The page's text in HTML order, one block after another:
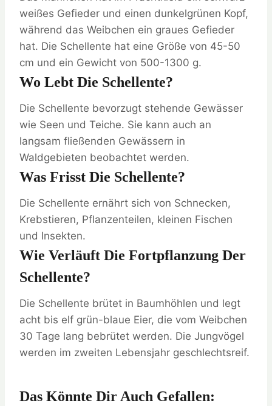
weißes Gefieder und einen dunkelgrünen Kopf,
während das Weibchen ein graues Gefieder
hat. Die Schellente hat eine Größe von 45-50
cm und ein Gewicht von 500-1300 g.
Wo Lebt Die Schellente?
Die Schellente bevorzugt stehende Gewässer
wie Seen und Teiche. Sie kann auch an
langsam fließenden Gewässern in
Waldgebieten beobachtet werden.
Was Frisst Die Schellente?
Die Schellente ernährt sich von Schnecken,
Krebstieren, Pflanzenteilen, kleinen Fischen
und Insekten.
Wie Verläuft Die Fortpflanzung Der
Schellente?
Die Schellente brütet in Baumhöhlen und legt
acht bis elf grün-blaue Eier, die vom Weibchen
30 Tage lang bebrütet werden. Die Jungvögel
werden im zweiten Lebensjahr geschlechtsreif.
Das Könnte Dir Auch Gefallen: